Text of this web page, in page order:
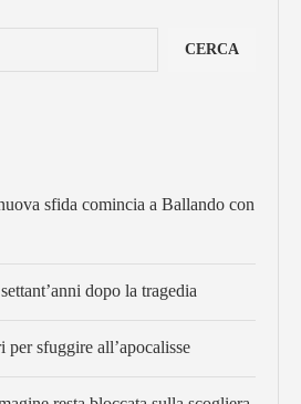
CERCA
sfida comincia a Ballando con
dopo la tragedia
sfuggire all’apocalisse